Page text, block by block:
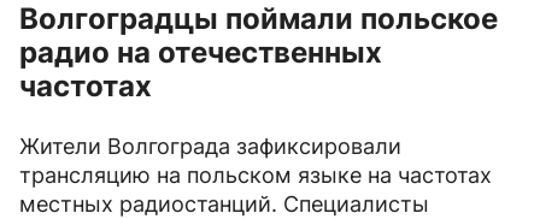
Волгоградцы поймали польское
радио на отечественных
частотах
Жители Волгограда зафиксировали
трансляцию на польском языке на частотах
местных радиостанций. Специалисты